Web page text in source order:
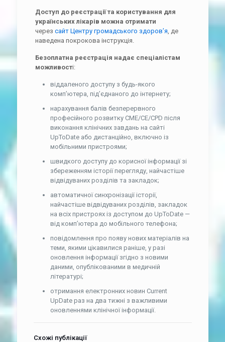
Доступ до реєстрації та користування для
українських лікарів можна отримати
через сайт Центру громадського здоров’я , де
наведена покрокова інструкція.
Безоплатна реєстрація надає спеціалістам
можливості:
віддаленого доступу з будь-якого
комп’ютера, під’єднаного до інтернету;
нарахування балів безперервного
професійного розвитку CME/CE/CPD після
виконання клінічних завдань на сайті
UpToDate або дистанційно, включно із
мобільними пристроями;
швидкого доступу до корисної інформації зі
збереженням історії перегляду, найчастіше
відвідуваних розділів та закладок;
автоматичної синхронізації історії,
найчастіше відвідуваних розділів, закладок
на всіх пристроях із доступом до UpToDate —
від комп’ютера до мобільного телефона;
повідомлення про появу нових матеріалів на
теми, якими цікавилися раніше, у разі
оновлення інформації згідно з новими
даними, опублікованими в медичній
літературі;
отримання електронних новин Current
UpDate раз на два тижні з важливими
оновленнями клінічної інформації.
Схожі публікації